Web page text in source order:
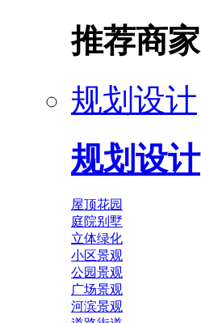
推荐商家
规划设计
规划设计
屋顶花园
庭院别墅
立体绿化
小区景观
公园景观
广场景观
河滨景观